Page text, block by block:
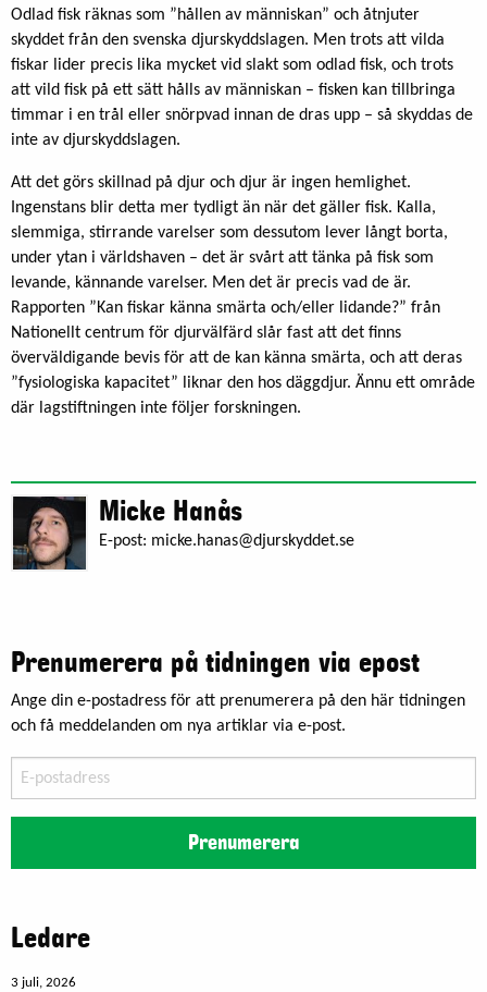
Odlad fisk räknas som ”hållen av människan” och åtnjuter
skyddet från den svenska djurskyddslagen. Men trots att vilda
fiskar lider precis lika mycket vid slakt som odlad fisk, och trots
att vild fisk på ett sätt hålls av människan – fisken kan tillbringa
timmar i en trål eller snörpvad innan de dras upp – så skyddas de
inte av djurskyddslagen.
Att det görs skillnad på djur och djur är ingen hemlighet.
Ingenstans blir detta mer tydligt än när det gäller fisk. Kalla,
slemmiga, stirrande varelser som dessutom lever långt borta,
under ytan i världshaven – det är svårt att tänka på fisk som
levande, kännande varelser. Men det är precis vad de är.
Rapporten ”Kan fiskar känna smärta och/eller lidande?” från
Nationellt centrum för djurvälfärd slår fast att det finns
överväldigande bevis för att de kan känna smärta, och att deras
”fysiologiska kapacitet” liknar den hos däggdjur. Ännu ett område
där lagstiftningen inte följer forskningen.
Micke Hanås
E-post: micke.hanas@djurskyddet.se
Prenumerera på tidningen via epost
Ange din e-postadress för att prenumerera på den här tidningen
och få meddelanden om nya artiklar via e-post.
postadress
Prenumerera
Ledare
3 juli, 2026